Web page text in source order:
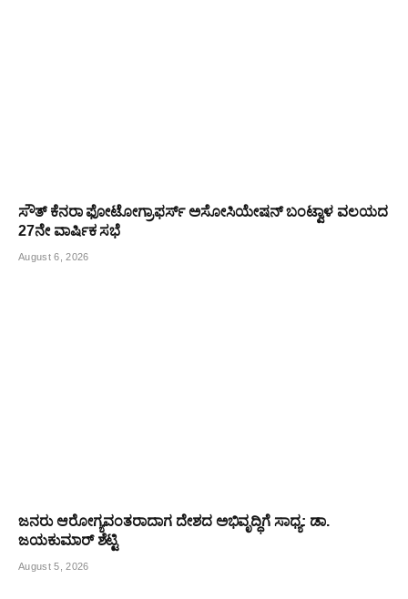
ಸೌತ್ ಕೆನರಾ ಫೋಟೋಗ್ರಾಫರ್ಸ್ ಅಸೋಸಿಯೇಷನ್ ಬಂಟ್ವಾಳ ವಲಯದ
27ನೇ ವಾರ್ಷಿಕ ಸಭೆ
August 6, 2026
ಜನರು ಆರೋಗ್ಯವಂತರಾದಾಗ ದೇಶದ ಅಭಿವೃದ್ಧಿಗೆ ಸಾಧ್ಯ: ಡಾ.
ಜಯಕುಮಾರ್ ಶೆಟ್ಟಿ
August 5, 2026